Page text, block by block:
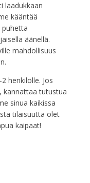
laadukkaan
kääntää
puhetta
äänellä.
mahdollisuus
henkilölle. Jos
kannattaa tutustua
sinua kaikissa
tilaisuutta olet
kaipaat!